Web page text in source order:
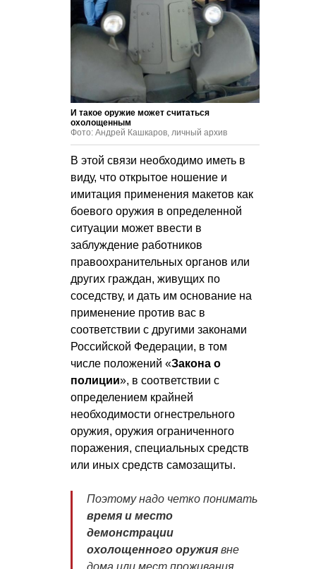
И такое оружие может считаться
охолощенным
Фото: Андрей Кашкаров, личный архив
В этой связи необходимо иметь в
виду, что открытое ношение и
имитация применения макетов как
боевого оружия в определенной
ситуации может ввести в
заблуждение работников
правоохранительных органов или
других граждан, живущих по
соседству, и дать им основание на
применение против вас в
соответствии с другими законами
Российской Федерации, в том
числе положений «Закона о
полиции», в соответствии с
определением крайней
необходимости огнестрельного
оружия, оружия ограниченного
поражения, специальных средств
или иных средств самозащиты.
Поэтому надо четко понимать
время и место
демонстрации
охолощенного оружия вне